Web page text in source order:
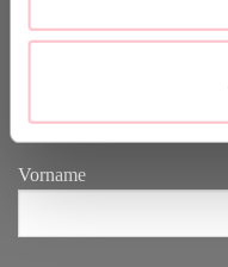
GOOD-NEWS-LETTER
Vorname